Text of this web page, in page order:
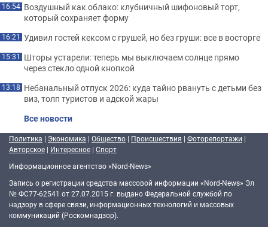
16:54 Воздушный как облако: клубничный шифоновый торт,
который сохраняет форму
16:21 Удивил гостей кексом с грушей, но без груши: все в восторге
15:31 Шторы устарели: теперь мы выключаем солнце прямо
через стекло одной кнопкой
13:18 Небанальный отпуск 2026: куда тайно рвануть с детьми без
виз, толп туристов и адской жары
Все новости
Политика | Экономика | Общество | Происшествия | Фоторепортажи |
Авторское | Интересное | Спорт
Информационное агентство «Nord-News»
Запись о регистрации средства массовой информации «Nord-News» Эл
№ ФС77-62541 от 27.07.2015 г. выдано Федеральной службой по
надзору в сфере связи, информационных технологий и массовых
коммуникаций (Роскомнадзор).